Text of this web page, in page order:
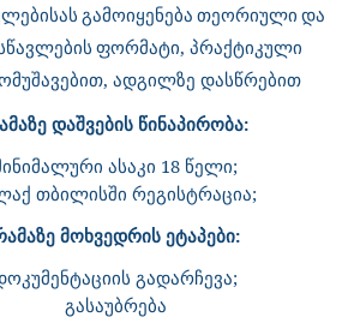
გამოიყენება თეორიული და
ფორმატი, პრაქტიკული
, ადგილზე დასწრებით
დაშვების წინაპირობა:
ასაკი 18 წელი;
თბილისში რეგისტრაცია;
მოხვედრის ეტაპები:
გადარჩევა;
გასაუბრება